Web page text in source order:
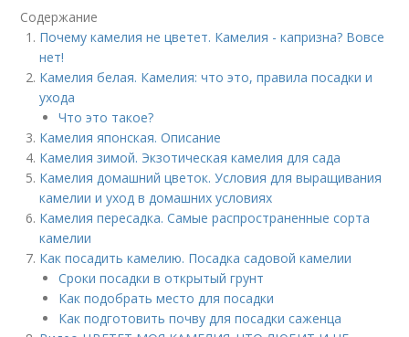
Содержание
Почему камелия не цветет. Камелия - капризна? Вовсе
нет!
Камелия белая. Камелия: что это, правила посадки и
ухода
Что это такое?
Камелия японская. Описание
Камелия зимой. Экзотическая камелия для сада
Камелия домашний цветок. Условия для выращивания
камелии и уход в домашних условиях
Камелия пересадка. Самые распространенные сорта
камелии
Как посадить камелию. Посадка садовой камелии
Сроки посадки в открытый грунт
Как подобрать место для посадки
Как подготовить почву для посадки саженца